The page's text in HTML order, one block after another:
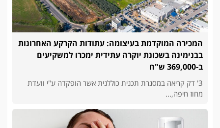
המכירה המוקדמת בעיצומה: עתודות הקרקע האחרונות
בבנימינה בשכונת יוקרה עתידית ימכרו למשקיעים
ב-369,000 ש"ח
3' דק קריאה במסגרת תכנית כוללנית אשר הופקדה ע"י וועדת
מחוז חיפה,...